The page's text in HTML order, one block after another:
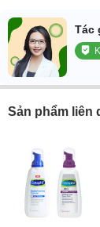
Tác
Sản phẩm liên